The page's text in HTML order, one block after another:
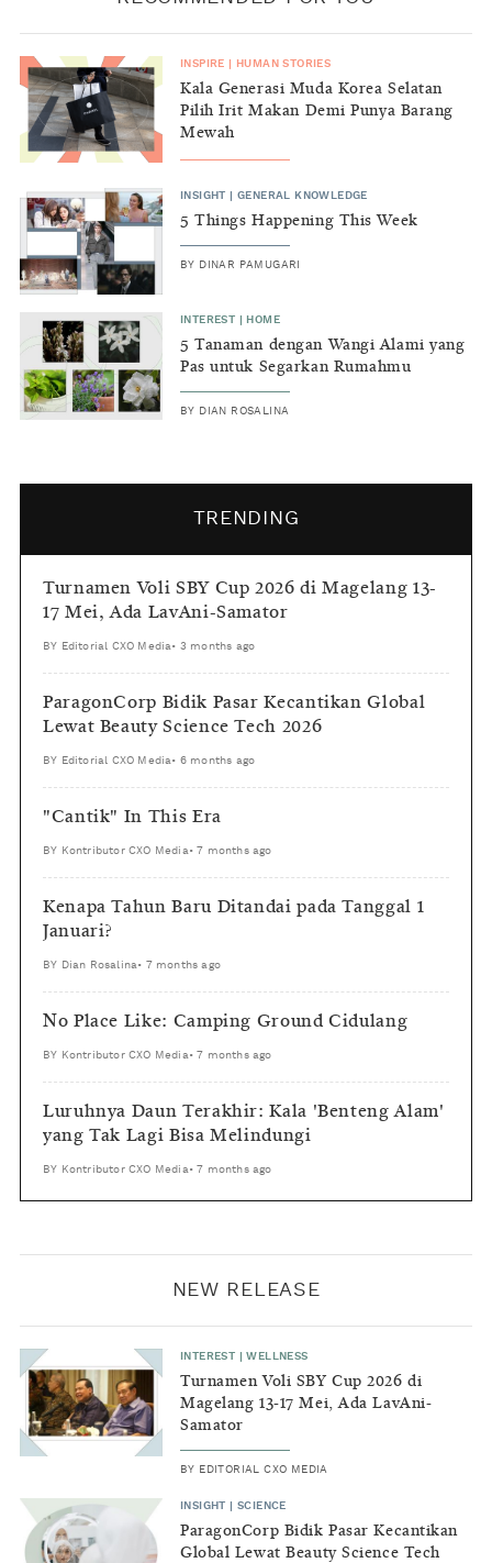
INSPIRE HUMAN STORIES
Kala Generasi Muda Korea Selatan
Pilih Irit Makan Demi Punya Barang
Mewah
INSIGHT |GENERAL KNOWLEDGE
5 Things Happening This Week
BY DINAR PAMUGARI
INTEREST HOME
5 Tanaman dengan Wangi Alami yang
Pas untuk Segarkan Rumahmu
BY DIAN ROSALINA
TRENDING
Turnamen Voli SBY Cup 2026 di Magelang 13-
17 Mei, Ada LavAni-Samator
BY Editorial CXO Media• 3 months ago
ParagonCorp Bidik Pasar Kecantikan Global
Lewat Beauty Science Tech 2026
BY Editorial CXO Media• 6 months ago
"Cantik" In This Era
BY Kontributor CXO Media•7 months ago
Kenapa Tahun Baru Ditandai pada Tanggal 1
Januari?
BY Dian Rosalina• 7 months ago
No Place Like: Camping Ground Cidulang
BY Kontributor CXO Media•7 months ago
Luruhnya Daun Terakhir: Kala 'Benteng Alam'
yang Tak Lagi Bisa Melindungi
BY Kontributor CXO Media•7 months ago
NEW RELEASE
INTEREST |WELLNESS
Turnamen Voli SBY Cup 2026 di
Magelang 13-17 Mei, Ada LavAni-
Samator
BY EDITORIAL CXO MEDIA
INSIGHT |SCIENCE
ParagonCorp Bidik Pasar Kecantikan
Global Lewat Beauty Science Tech